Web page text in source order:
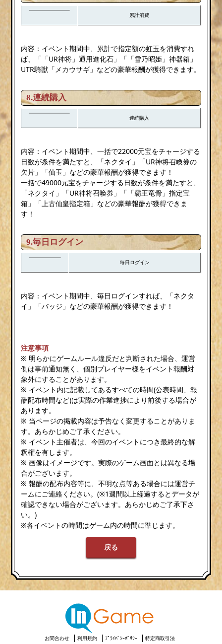
累計消費
内容：イベント期間中、累計で指定額の虹玉を消費すれ
ば、「「UR神将」通用進化石」「「雪乃昭姫」神器箱」
UTR騎獣「メカウサギ」などの豪華報酬が獲得できます。
8.連続購入
連続購入
内容：イベント期間中、一括で22000元宝をチャージする
日数が条件を満たすと、「ネクタイ」「UR神将召喚券の
欠片」「仙玉」などの豪華報酬が獲得できます！
一括で49000元宝をチャージする日数が条件を満たすと、
「ネクタイ」「UR神将召唤券」「「霸王竜骨」指定宝
箱」「上古仙皇指定箱」などの豪華報酬が獲得できま
す！
9.毎日ログイン
毎日ログイン
内容：イベント期間中、毎日ログインすれば、「ネクタ
イ」「バッジ」などの豪華報酬が獲得できます！
注意事項
※ 明らかにゲームルール違反だと判断された場合、運営
側は事前通知無く、個別プレイヤー様をイベント報酬対
象外にすることがあります。
※ イベント内に記載してあるすべての時間(公表時間、報
酬配布時間など)は実際の作業進捗により前後する場合が
あります。
※ 当ページの掲載内容は予告なく変更することがありま
す。あらかじめご了承ください。
※ イベント主催者は、今回のイベントにつき最終的な解
釈権を有します。
※ 画像はイメージです。実際のゲーム画面とは異なる場
合がございます。
※ 報酬の配布内容等に、不明な点等ある場合には運営チ
ームにご連絡ください。(※1週間以上経過するとデータが
確認できない場合がございます。あらかじめご了承下さ
い。)
※各イベントの時間はゲーム内の時間に準じます。
戻る
お問合わせ 利用規約 ﾌﾟﾗｲﾊﾞｼｰﾎﾟﾘｼｰ 特定商取引法